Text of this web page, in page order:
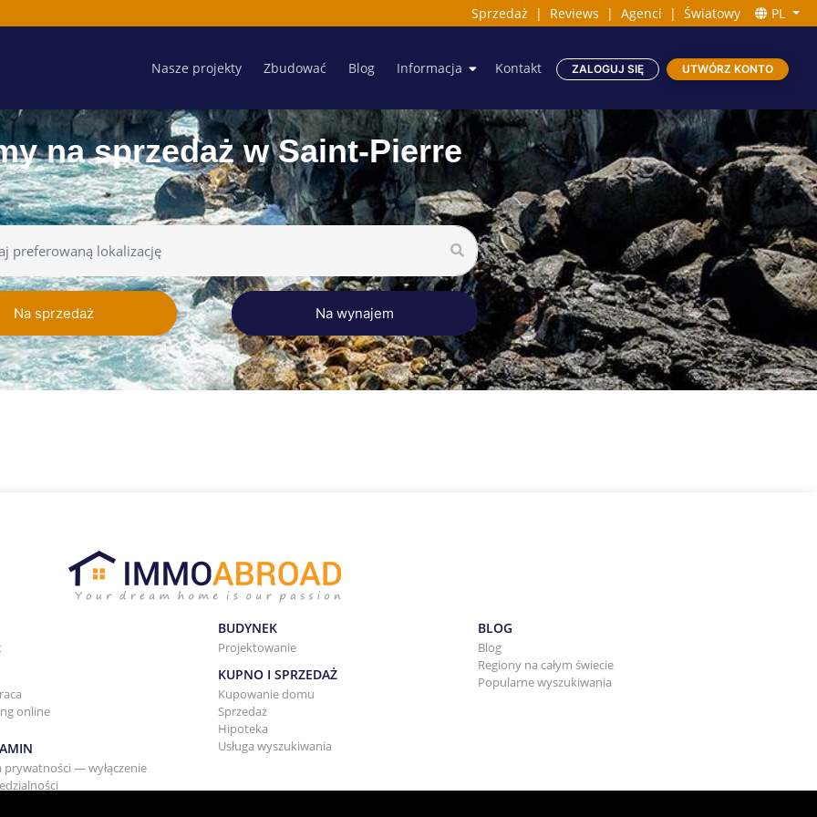
Sprzedaż | Reviews | Agenci | Światowy PL
Nasze projekty Zbudować Blog Informacja Kontakt ZALOGUJ SIĘ UTWÓRZ KONTO
na sprzedaż w Saint-Pierre
Na sprzedaż Na wynajem
online
prywatności — wyłączenie
BUDYNEK
Projektowanie
KUPNO I SPRZEDAŻ
Kupowanie domu
Sprzedaż
Hipoteka
Usługa wyszukiwania
BLOG
Blog
Regiony na całym świecie
Popularne wyszukiwania